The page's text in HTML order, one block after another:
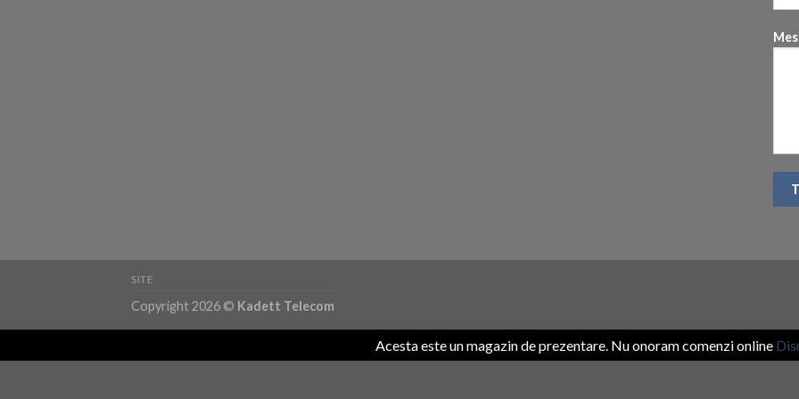
SITE
Copyright 2026 © Kadett Telecom
Acesta este un magazin de prezentare. Nu onoram comenzi online